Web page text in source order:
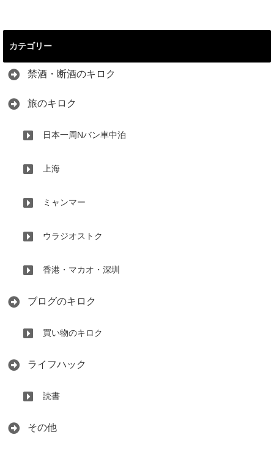
カテゴリー
禁酒・断酒のキロク
旅のキロク
日本一周Nバン車中泊
上海
ミャンマー
ウラジオストク
香港・マカオ・深圳
ブログのキロク
買い物のキロク
ライフハック
読書
その他